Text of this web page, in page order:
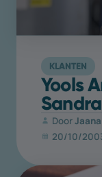
KLANTEN
Yools
Door
20/10/